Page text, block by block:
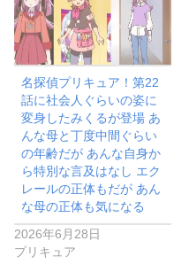
名探偵プリキュア！第22
話に社会人ぐらいの姿に
変身したみくるが登場 あ
んな母と丁度中間ぐらい
の年齢だが あんな自身か
ら特別な言及はなし エク
レールの正体もだが あん
な母の正体も気になる
2026年6月28日
プリキュア